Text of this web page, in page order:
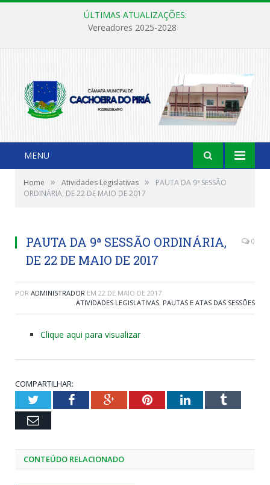
ÚLTIMAS ATUALIZAÇÕES:
Vereadores 2025-2028
MENU
Home » Atividades Legislativas »
PAUTA DA 9ª SESSÃO
ORDINÁRIA, DE 22 DE MAIO DE 2017
PAUTA DA 9ª SESSÃO ORDINÁRIA,
DE 22 DE MAIO DE 2017
0
POR ADMINISTRADOR EM 22 DE MAIO DE 2017
ATIVIDADES LEGISLATIVAS, PAUTAS E ATAS DAS SESSÕES
Clique aqui para visualizar
COMPARTILHAR:
TwitterFacebookGoogle+PinterestLinkedInTumblr
Email
CONTEÚDO RELACIONADO